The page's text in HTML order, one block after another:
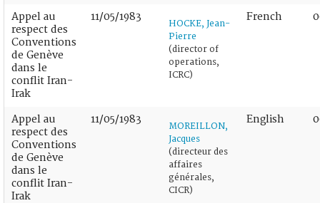
Appel au
respect des
Conventions
de Genève
dans le
conflit Iran-
Irak
11/05/1983
HOCKE, Jean-
Pierre
(director of
operations,
ICRC)
French
Appel au
respect des
Conventions
de Genève
dans le
conflit Iran-
Irak
11/05/1983
MOREILLON,
Jacques
(directeur des
affaires
générales,
CICR)
English